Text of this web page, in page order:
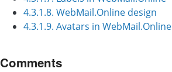
4.3.1.8. WebMail.Online design
4.3.1.9. Avatars in WebMail.Online
Comments